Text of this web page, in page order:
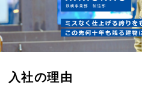
入社の理由